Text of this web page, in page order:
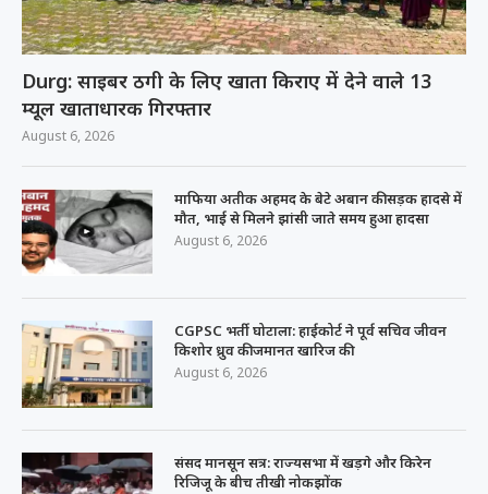
Durg: साइबर ठगी के लिए खाता किराए में देने वाले 13
म्यूल खाताधारक गिरफ्तार
August 6, 2026
माफिया अतीक अहमद के बेटे अबान की सड़क हादसे में
मौत, भाई से मिलने झांसी जाते समय हुआ हादसा
August 6, 2026
CGPSC भर्ती घोटाला: हाईकोर्ट ने पूर्व सचिव जीवन
किशोर ध्रुव की जमानत खारिज की
August 6, 2026
संसद मानसून सत्र: राज्यसभा में खड़गे और किरेन
रिजिजू के बीच तीखी नोकझोंक